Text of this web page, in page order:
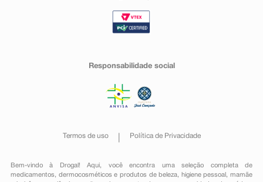
Responsabilidade social
Termos de uso Política de Privacidade
Bem-vindo à Drogal! Aqui, você encontra uma seleção completa de
medicamentos , dermocosméticos e produtos de beleza, higiene pessoal ,mamãe